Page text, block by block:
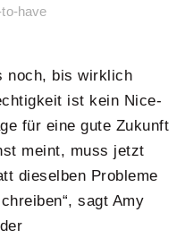
have
noch, bis wirklich
ist kein Nice-
für eine gute Zukunft
meint, muss jetzt
dieselben Probleme
sagt Amy